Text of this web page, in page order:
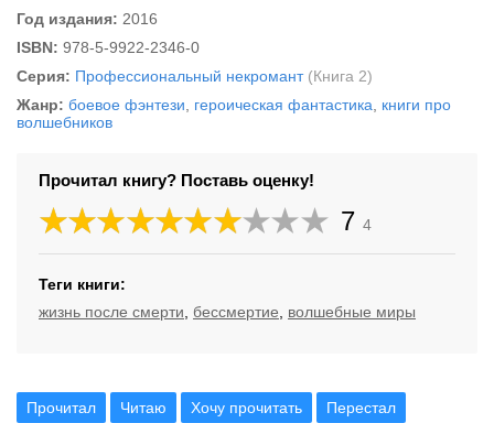
Год издания: 2016
ISBN: 978-5-9922-2346-0
Серия: Профессиональный некромант (Книга 2)
Жанр: боевое фэнтези героическая фантастика
книги про
волшебников
Прочитал книгу? Поставь оценку!
7 4
Теги книги:
жизнь после смерти бессмертие волшебные миры
Прочитал Читаю Хочу прочитать Перестал